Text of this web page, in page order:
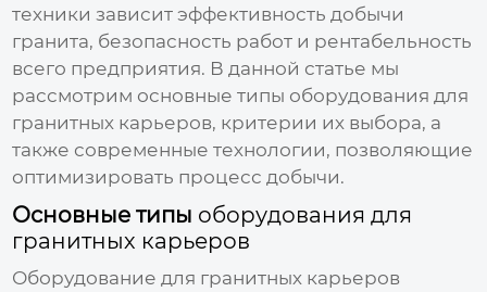
техники зависит эффективность добычи
гранита, безопасность работ и рентабельность
всего предприятия. В данной статье мы
рассмотрим основные типы оборудования для
гранитных карьеров, критерии их выбора, а
также современные технологии, позволяющие
оптимизировать процесс добычи.
Основные типы оборудования для
гранитных карьеров
Оборудование для гранитных карьеров